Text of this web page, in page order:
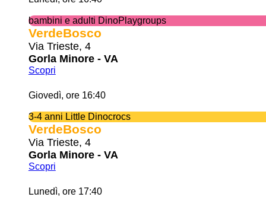
bambini e adulti DinoPlaygroups
VerdeBosco
Via Trieste, 4
Gorla Minore - VA
Scopri
Giovedì, ore 16:40
3-4 anni Little Dinocrocs
VerdeBosco
Via Trieste, 4
Gorla Minore - VA
Scopri
Lunedì, ore 17:40